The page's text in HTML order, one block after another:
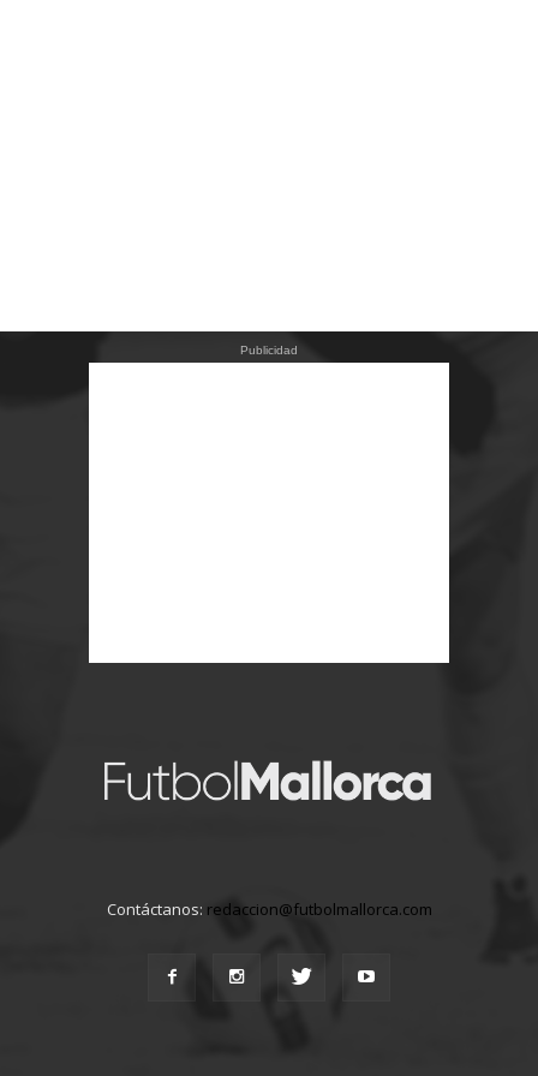
Publicidad
Contáctanos: redaccion@futbolmallorca.com